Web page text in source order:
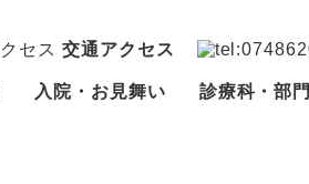
交通アクセス
入院・お見舞い 診療科・部門